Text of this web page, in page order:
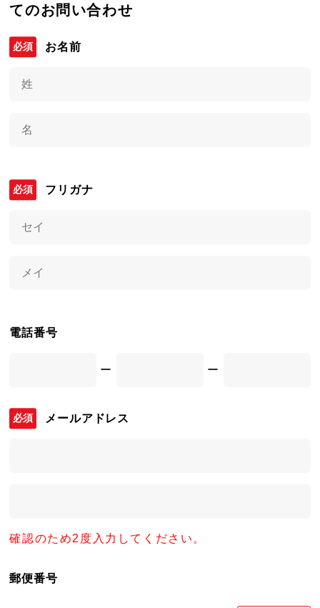
てのお問い合わせ
お名前
フリガナ
電話番号
ー ー
メールアドレス
確認のため2度入力してください。
郵便番号